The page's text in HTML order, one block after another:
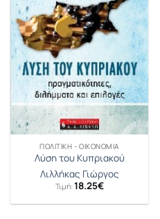
ΠΟΛΙΤΙΚΉ - ΟΙΚΟΝΟΜΊΑ
Λύση του Κυπριακού
Λιλλήκας Γιώργος
Τιμή: 18.25€